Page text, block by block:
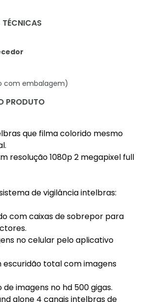
TÉCNICAS
com embalagem)
PRODUTO
que filma colorido mesmo
resolução 1080p 2 megapixel full
de vigilância intelbras:
com caixas de sobrepor para
no celular pelo aplicativo
total com imagens
imagens no hd 500 gigas.
alone 4 canais intelbras de